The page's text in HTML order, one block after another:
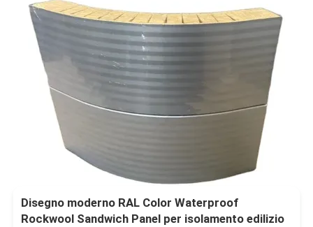
Disegno moderno RAL Color Waterproof
Rockwool Sandwich Panel per isolamento edilizio